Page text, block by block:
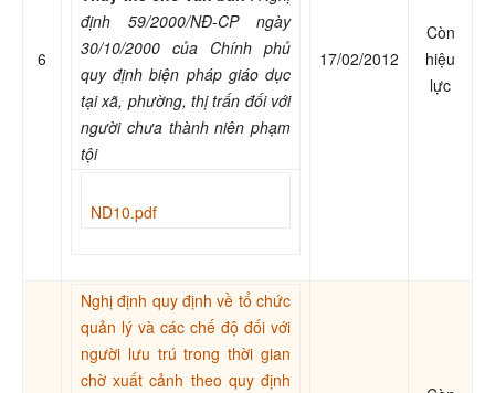
6
định 59/2000/NĐ-CP ngày
30/10/2000 của Chính phủ
quy định biện pháp giáo dục
tại xã, phường, thị trấn đối với
người chưa thành niên phạm
tội
ND10.pdf
17/02/2012
Còn
hiệu
lực
Nghị định quy định về tổ chức
quản lý và các chế độ đối với
người lưu trú trong thời gian
chờ xuất cảnh theo quy định